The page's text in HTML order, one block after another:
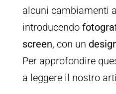
alcuni cambiamenti
introducendo
screen, con un
Per approfondire
a leggere il nostro